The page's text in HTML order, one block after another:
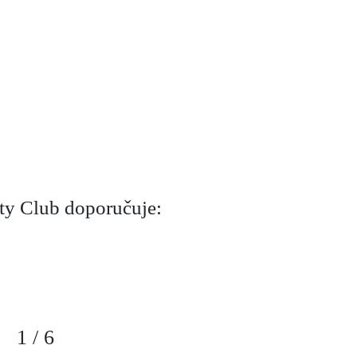
Club doporučuje:
1 / 6